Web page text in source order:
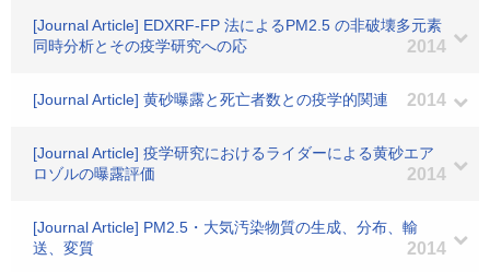
[Journal Article] EDXRF-FP 法によるPM2.5 の非破壊多元素
同時分析とその疫学研究への応
2014
[Journal Article] 黄砂曝露と死亡者数との疫学的関連 2014
[Journal Article] 疫学研究におけるライダーによる黄砂エア
ロゾルの曝露評価
2014
[Journal Article] PM2.5・大気汚染物質の生成、分布、輸
送、変質
2014